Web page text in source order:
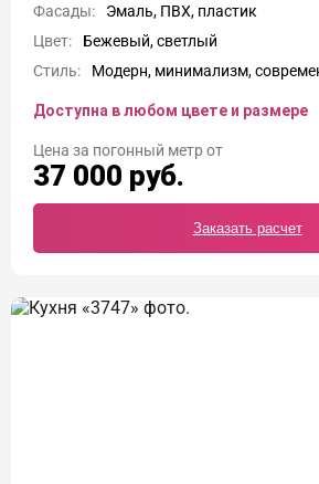
Фасады:
Эмаль, ПВХ, пластик
Цвет:
Бежевый, светлый
Стиль:
Модерн, минимализм,
Доступна в любом цвете и размере
Цена
37 000 руб.
Заказать расчет